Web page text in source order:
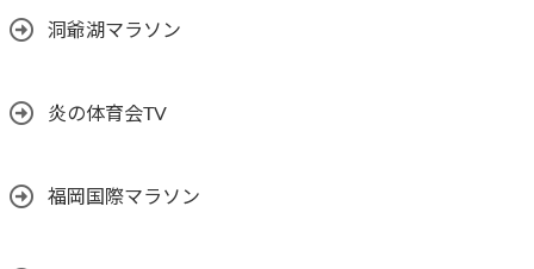
洞爺湖マラソン
炎の体育会TV
福岡国際マラソン